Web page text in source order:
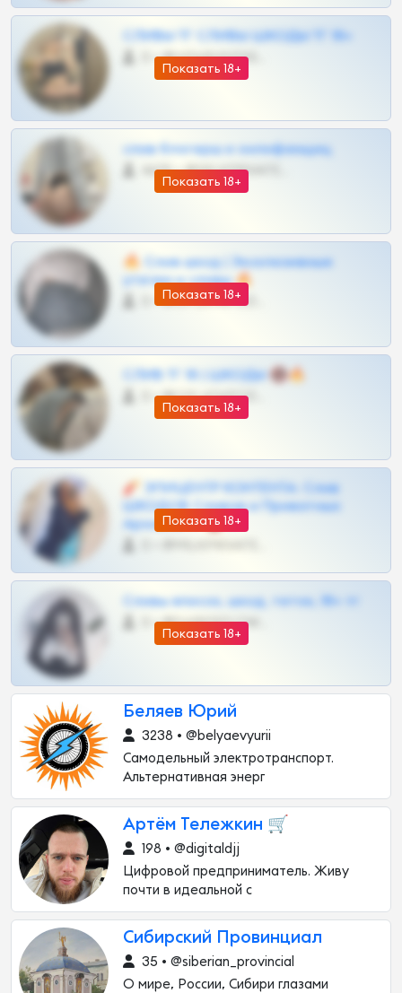
Показать 18+
СЛИВЫ ТГ СЛИВЫ ШКОДЫ ТГ 18+
0 •
Показать 18+
слив блогерш и онлифанщиц
4675 •
Показать 18+
🔥 Слив шкод | Эксклюзивные
утечки и сливы 🔥
0 •
Показать 18+
СЛИВ ТГ 18 | ШКОДЫ 🔞🔥
0 •
Показать 18+
🧨 ЭПИЦЕНТР КОНТЕНТА: Слив
ШКОДОВ Сливов и Приватных
Архивов ТГ 🔞💎
Показать 18+
Сливы вписок, шкод, теток, 18+ тг
0 •
Беляев Юрий
3238 • @belyaevyurii
Самодельный электротранспорт.
Альтернативная энерг
Артём Тележкин 🛒
198 • @digitaldjj
Цифровой предприниматель. Живу
почти в идеальной с
Сибирский Провинциал
35 • @siberian_provincial
О мире, России, Сибири глазами